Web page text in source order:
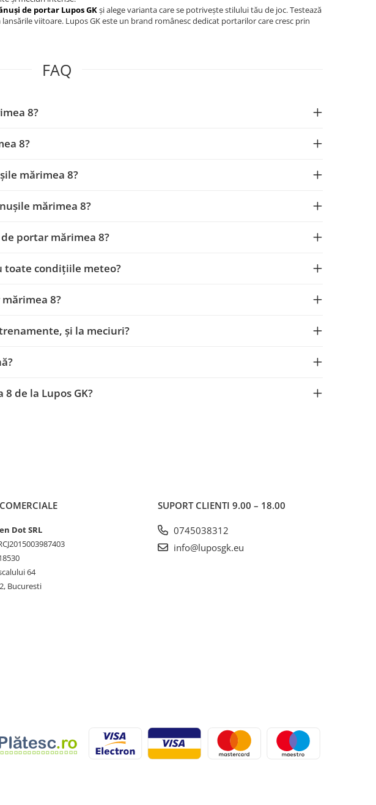
de portar Lupos GKși alege varianta care se potrivește stilului tău de joc. Testează
viitoare. Lupos GK este un brand românesc dedicat portarilor care cresc prin
FAQ
8?
8?
mărimea 8?
mărimea 8?
portar mărimea 8?
toate condițiile meteo?
8?
și la meciuri?
de la Lupos GK?
Dot SRL
64
Bucuresti
SUPORT CLIENTI 9.00 – 18.00
0745038312
info@luposgk.eu